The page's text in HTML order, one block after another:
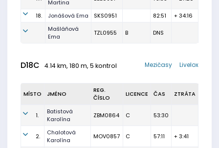
Martina
18. Jonášová Ema SKS0951 82:51
+ 34:16
Mašláňová
Ema
TZL0955 B DNS
D18C 4.14 km, 180 m, 5 kontrol Livelox
Mezičasy
MÍSTO JMÉNO
REG.
ČÍSLO
LICENCE ČAS ZTRÁTA
1.
Batistová
Karolína
ZBM0864 C 53:30
2.
Chalotová
Karolína
MOV0857 C 57:11 + 3:41